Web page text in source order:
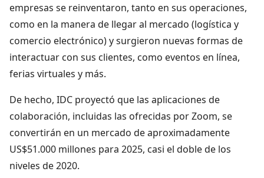
empresas se reinventaron, tanto en sus operaciones,
como en la manera de llegar al mercado (logística y
comercio electrónico) y surgieron nuevas formas de
interactuar con sus clientes, como eventos en línea,
ferias virtuales y más.
De hecho, IDC proyectó que las aplicaciones de
colaboración, incluidas las ofrecidas por Zoom, se
convertirán en un mercado de aproximadamente
US$51.000 millones para 2025, casi el doble de los
niveles de 2020.